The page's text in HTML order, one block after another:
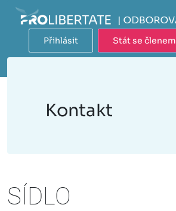
Přihlásit Stát se členem
Kontakt
SÍDLO